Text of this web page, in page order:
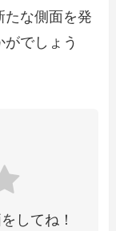
たな側面を発
でしょう
してね！